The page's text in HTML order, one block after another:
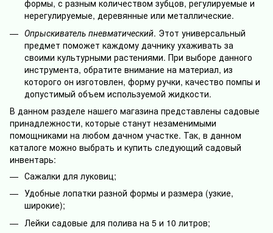
формы, с разным количеством зубцов, регулируемые и
нерегулируемые, деревянные или металлические.
Опрыскиватель пневматический. Этот универсальный
предмет поможет каждому дачнику ухаживать за
своими культурными растениями. При выборе данного
инструмента, обратите внимание на материал, из
которого он изготовлен, форму ручки, качество помпы и
допустимый объем используемой жидкости.
В данном разделе нашего магазина представлены садовые
принадлежности, которые станут незаменимыми
помощниками на любом дачном участке. Так, в данном
каталоге можно выбрать и купить следующий садовый
инвентарь:
Сажалки для луковиц;
Удобные лопатки разной формы и размера (узкие,
широкие);
Лейки садовые для полива на 5 и 10 литров;